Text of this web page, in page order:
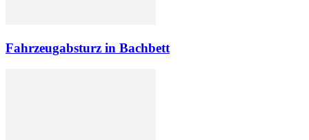
Fahrzeugabsturz in Bachbett